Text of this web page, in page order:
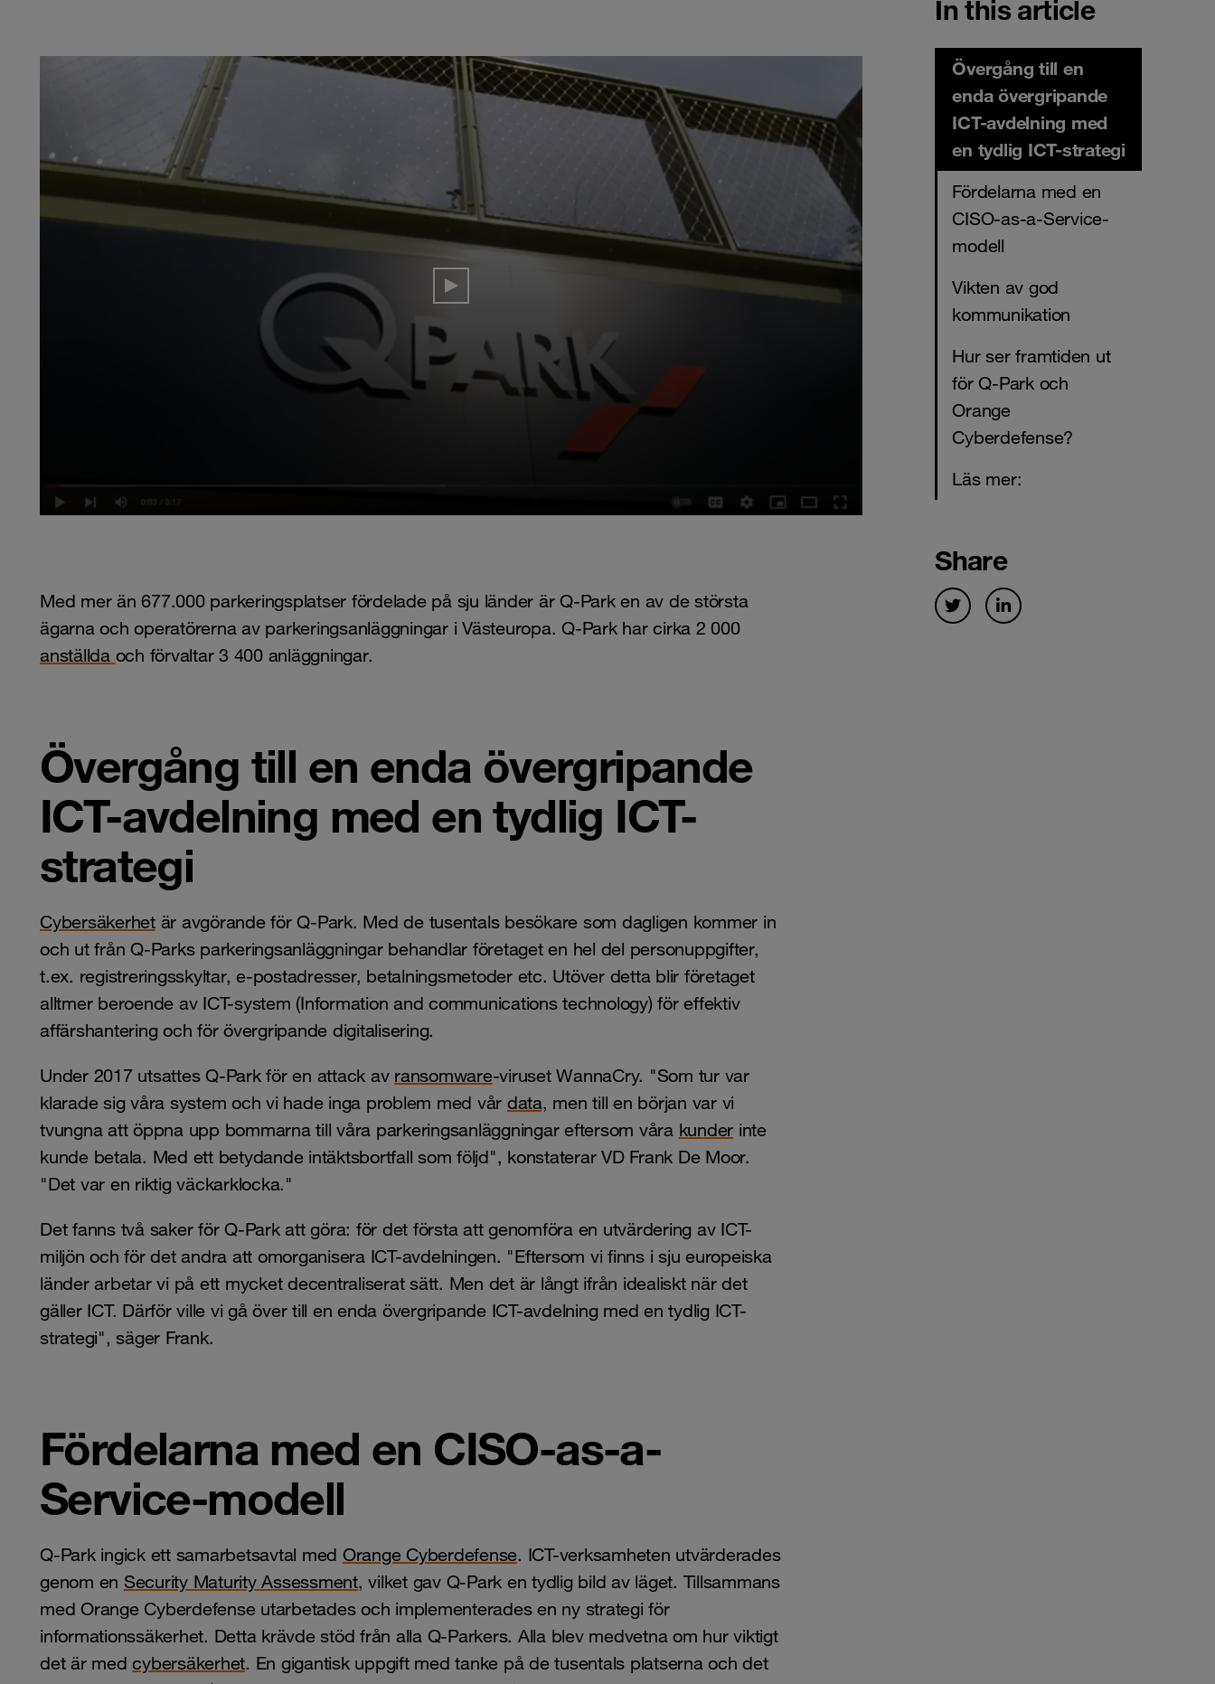
In this article
Övergång till en
enda övergripande
ICT-avdelning med
en tydlig ICT-strategi
Fördelarna med en
CISO-as-a-Service-
modell
Vikten av god
kommunikation
Hur ser framtiden ut
för Q-Park och
Orange
Cyberdefense?
Läs mer:
Share
Med mer än 677.000 parkeringsplatser fördelade på sju länder är Q-Park en av de största
ägarna och operatörerna av parkeringsanläggningar i Västeuropa. Q-Park har cirka 2 000
anställda och förvaltar 3 400 anläggningar.
Övergång till en enda övergripande
ICT-avdelning med en tydlig ICT-
strategi
Cybersäkerhetär avgörande för Q-Park. Med de tusentals besökare som dagligen kommer in
och ut från Q-Parks parkeringsanläggningar behandlar företaget en hel del personuppgifter,
t.ex. registreringsskyltar, e-postadresser, betalningsmetoder etc. Utöver detta blir företaget
alltmer beroende av ICT-system (Information and communications technology) för effektiv
affärshantering och för övergripande digitalisering.
Under 2017 utsattes Q-Park för en attack av ransomware-viruset WannaCry. "Som tur var
klarade sig våra system och vi hade inga problem med vår data, men till en början var vi
tvungna att öppna upp bommarna till våra parkeringsanläggningar eftersom våra kunder inte
kunde betala. Med ett betydande intäktsbortfall som följd", konstaterar VD Frank De Moor.
"Det var en riktig väckarklocka."
Det fanns två saker för Q-Park att göra: för det första att genomföra en utvärdering av ICT-
miljön och för det andra att omorganisera ICT-avdelningen. "Eftersom vi finns i sju europeiska
länder arbetar vi på ett mycket decentraliserat sätt. Men det är långt ifrån idealiskt när det
gäller ICT. Därför ville vi gå över till en enda övergripande ICT-avdelning med en tydlig ICT-
strategi", säger Frank.
Fördelarna med en CISO-as-a-
Service-modell
Q-Park ingick ett samarbetsavtal med Orange Cyberdefense. ICT-verksamheten utvärderades
genom en Security Maturity Assessment, vilket gav Q-Park en tydlig bild av läget. Tillsammans
med Orange Cyberdefense utarbetades och implementerades en ny strategi för
informationssäkerhet. Detta krävde stöd från alla Q-Parkers. Alla blev medvetna om hur viktigt
det är medcybersäkerhet. En gigantisk uppgift med tanke på de tusentals platserna och det